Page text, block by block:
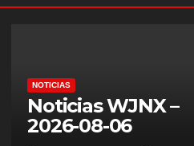
NOTICIAS
Noticias WJNX –
2026-08-06